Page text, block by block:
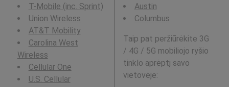
T-Mobile (inc. Sprint)
Union Wireless
AT&T Mobility
Carolina West
Wireless
Cellular One
U.S. Cellular
Austin
Columbus
Taip pat peržiūrėkite 3G
/ 4G / 5G mobiliojo ryšio
tinklo aprėptį savo
vietovėje: